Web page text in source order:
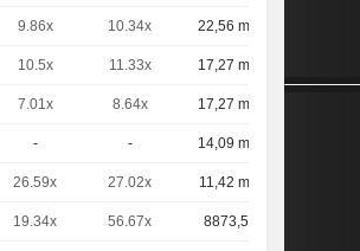
9.86x 10.34x 22,56 mil M
10.5x 11.33x 17,27 mil M
7.01x 8.64x 17,27 mil M
- - 14,09 mil M
26.59x 27.02x 11,42 mil M
19.34x 56.67x 8873,59 M